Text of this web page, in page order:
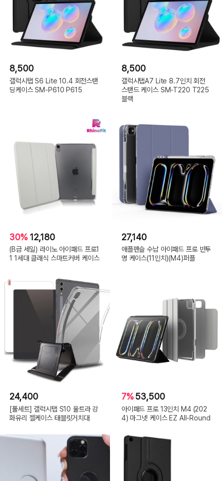
8,500
갤럭시탭 S6 Lite 10.4 회전스탠
딩케이스 SM-P610 P615
8,500
갤럭시탭A7 Lite 8.7인치 회전
스탠드 케이스 SM-T220 T225
블랙
30% 12,180
(B급 세일) 라이노 아이패드 프로1
1 1세대 클래식 스마트커버 케이스
27,140
애플펜슬 수납 아이패드 프로 반투
명 케이스(11인치)(M4)퍼플
24,400
[풀세트] 갤럭시탭 S10 울트라 강
화유리 젤케이스 태블릿거치대
7%53,500
아이패드 프로 13인치 M4 (202
4) 마그넷 케이스 EZ All-Round